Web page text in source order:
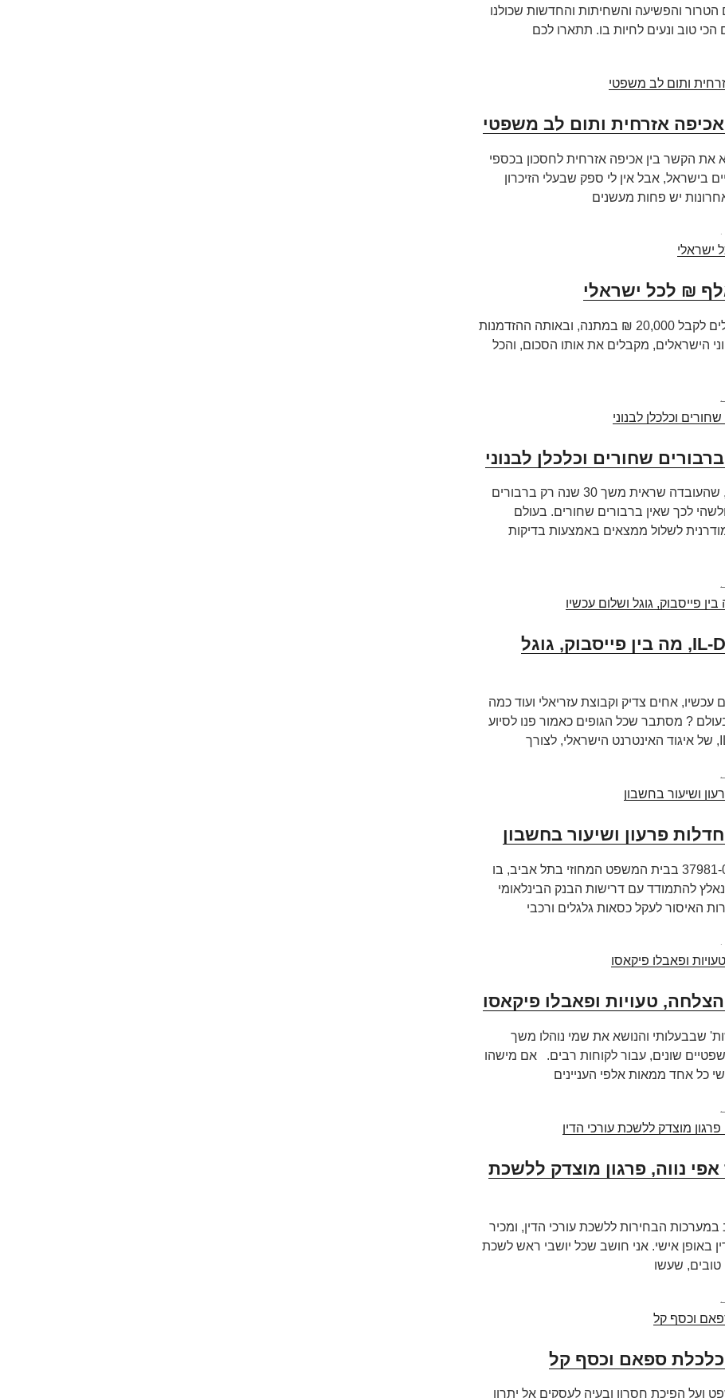
הטרור והפשיעה והשחיתות והחדשות שכולנו
טוב ונעים לחיות בו. תתארו לכם
אזרחית ותום לב משפטי
הקשר בין אכיפה אזרחית לחסכון בכספי
בישראל, אבל אין לי ספק שבעלי הזיכרון
יש פחות מעשנים
מה הייתם בוחרים, אם הייתם יכולים לקבל 20,000 ₪ במתנה, ובאותה ההזדמנות
הישראלים, מקבלים את אותו הסכום, והכל
שחורים וכלכלן לבנוני
תיאוריית הברבור השחור אומרת, שהעובדה שראית משך 30 שנה רק ברבורים
לכך שאין ברבורים שחורים. בעולם
לשלול ממצאים באמצעות בדיקות
עו"ד נועם קוריס – IL-DRP, מה בין פייסבוק, גוגל
אחים צדיק וקבוצת עזריאלי ועוד כמה
? מסתבר שכל הגופים כאמור פנו לסיוע
פרעון ושיעור בחשבון
סיפרתי כאן על תיק פש"ר 37981-09-16 בבית המשפט המחוזי בתל אביב, בו
להתמודד עם דרישות הבנק הבינלאומי
האיסור לעקל כסאות גלגלים ורכבי
טעויות ופאבלו פיקאסו
שבבעלותי והנושא את שמי נוהלו משך
עניינים משפטיים שונים, עבור לקוחות רבים. אם מישהו
כל אחד ממאות אלפי העניינים
נווה, פרגון מוצדק ללשכת
מעורב במערכות הבחירות ללשכת עורכי הדין, ומכיר
באופן אישי. אני חושב שכל יושבי ראש לשכת
טובים, שעשו
כלכלת ספאם וכסף קל
ועל הפיכת חסרון ובעיה לעסקים אל יתרון